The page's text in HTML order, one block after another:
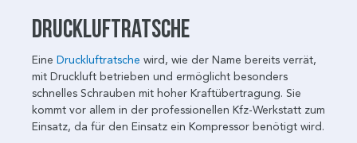
Druckluftratsche
Eine Druckluftratsche wird, wie der Name bereits verrät,
mit Druckluft betrieben und ermöglicht besonders
schnelles Schrauben mit hoher Kraftübertragung. Sie
kommt vor allem in der professionellen Kfz-Werkstatt zum
Einsatz, da für den Einsatz ein Kompressor benötigt wird.